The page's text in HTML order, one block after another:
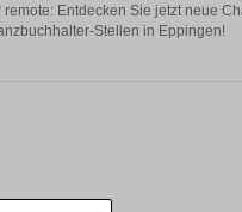
Entdecken Sie jetzt neue
Stellen in Eppingen!